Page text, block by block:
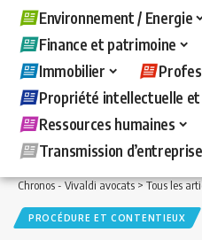
Environnement / Energie
Finance et patrimoine
Immobilier
Propriété intellectuelle et
Ressources humaines
Transmission d’entreprise
Chronos - Vivaldi avocats>Tous les
PROCÉDURE ET CONTENTIEUX